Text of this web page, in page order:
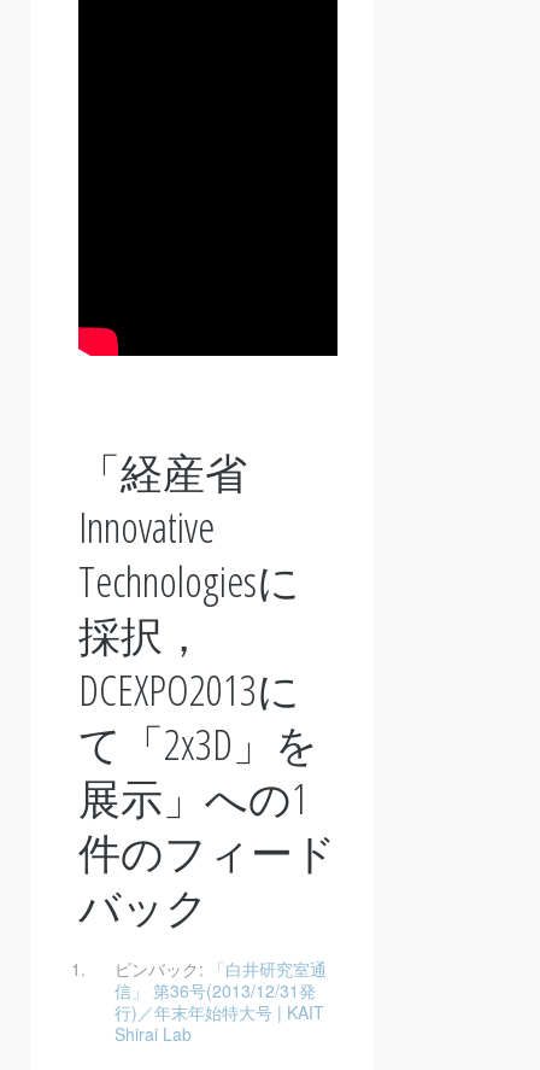
「経産省
Innovative
Technologiesに
採択，
DCEXPO2013に
て「2x3D」を
展示 」への1
件のフィード
バック
ピンバック:
「白井研究室通
信」 第36号(2013/12/31発
行)／年末年始特大号 | KAIT
Shirai Lab